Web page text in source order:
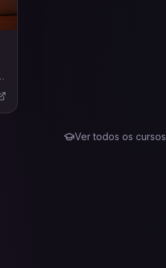
Ver todos os cursos